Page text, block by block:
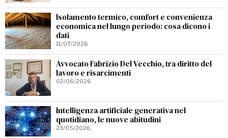
Isolamento termico, comfort e convenienza
economica nel lungo periodo: cosa dicono i
dati
11/07/2026
Avvocato Fabrizio Del Vecchio, tra diritto del
lavoro e risarcimenti
02/06/2026
Intelligenza artificiale generativa nel
quotidiano, le nuove abitudini
23/05/2026